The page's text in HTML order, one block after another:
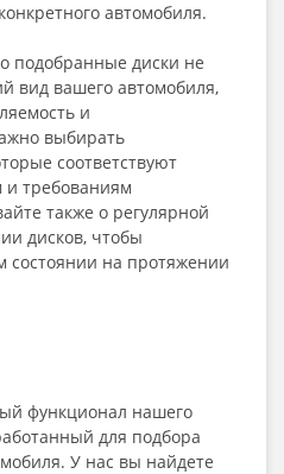
автомобиля.
подобранные диски не
вид вашего автомобиля,
и
выбирать
соответствуют
требованиям
также о регулярной
дисков, чтобы
состоянии на протяжении
функционал нашего
для подбора
У нас вы найдете